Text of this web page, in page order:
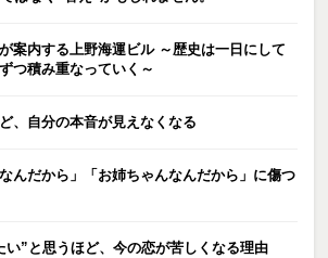
案内する上野海運ビル ～歴史は一日にして
つ積み重なっていく～
、自分の本音が見えなくなる
んだから」「お姉ちゃんなんだから」に傷つ
い”と思うほど、今の恋が苦しくなる理由